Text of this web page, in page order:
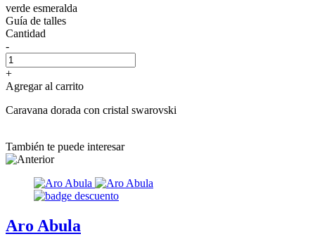
verde esmeralda
Guía de talles
Cantidad
-
+
Agregar al carrito
Caravana dorada con cristal swarovski
También te puede interesar
Aro Abula